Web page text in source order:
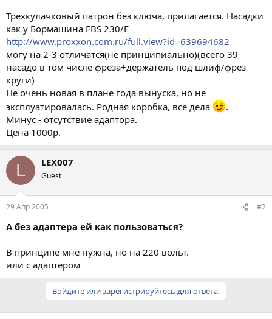
Трехкулачковый патрон без ключа, прилагается. Насадки
как у Бормашина FBS 230/Е
http://www.proxxon.com.ru/full.view?id=639694682
могу на 2-3 отличатся(не принципиально)(всего 39
насадо в том числе фреза+держатель под шлиф/фрез
круги)
Не очень новая в плане года вынуска, но не
эксплуатировалась. Родная коробка, все дела
.
Минус - отсутствие адаптора.
Цена 1000р.
L LEX007
Guest
29 Апр 2005 #2
А без адаптера ей как пользоваться?
В принципе мне нужна, но на 220 вольт.
или с адаптером
Войдите или зарегистрируйтесь для ответа.